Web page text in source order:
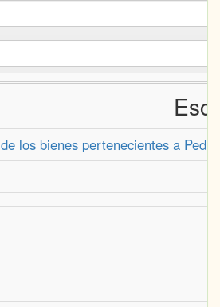
los bienes pertenecientes a